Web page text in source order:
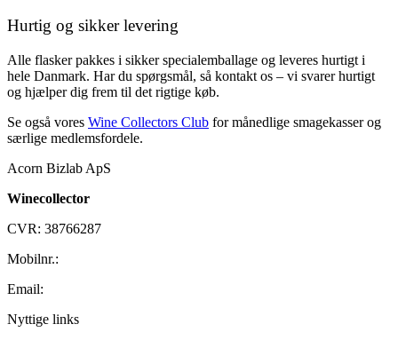
Hurtig og sikker levering
Alle flasker pakkes i sikker specialemballage og leveres hurtigt i
hele Danmark. Har du spørgsmål, så kontakt os – vi svarer hurtigt
og hjælper dig frem til det rigtige køb.
Se også vores Wine Collectors Club for månedlige smagekasser og
særlige medlemsfordele.
Acorn Bizlab ApS
Winecollector
CVR: 38766287
Mobilnr.:
Email:
Nyttige links